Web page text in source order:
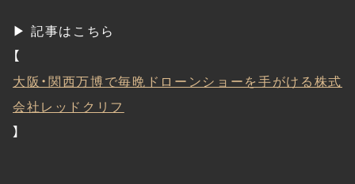
▶︎ 記事はこちら
【
大阪・関西万博で毎晩ドローンショーを手がける株式
会社レッドクリフ
】